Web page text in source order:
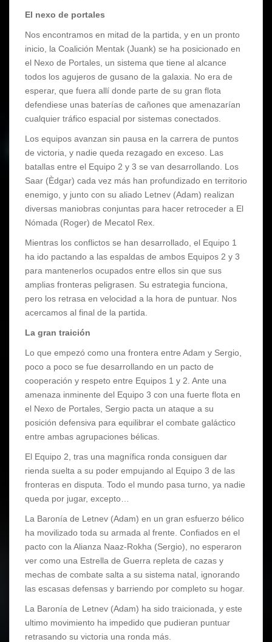
El nexo de portales
Nos encontramos en mitad de la partida, y en un pronto
inicio, la Coalición Mentak (Juank) se ha posicionado en
el Nexo de Portales, un sistema que tiene al alcance
todos los agujeros de gusano de la galaxia. No era de
esperar, que fuera allí donde parte de su gran flota
defendiese unas baterías de cañones que amenazarían
cualquier tráfico espacial por sistemas conectados.
Los equipos avanzan sin pausa en la carrera de puntos
de victoria, y nadie queda rezagado en exceso. Las
batallas entre el Equipo 2 y 3 se van desarrollando. Los
Saar (Èdgar) cada vez más han profundizado en territorio
enemigo, y junto con su aliado Letnev (Adam) realizan
diversas maniobras conjuntas para hacer retroceder a El
Nómada (Roger) de Mecatol Rex.
Mientras los conflictos se han desarrollado, el Equipo 1
ha ido pactando a las espaldas de ambos Equipos 2 y 3
para mantenerlos ocupados entre ellos sin que sus
amplias fronteras peligrasen. Su estrategia funciona,
pero los retrasa en velocidad a la hora de puntuar. Nos
acercamos al final de la partida.
La gran traición
Lo que empezó como una frontera entre Adam y Sergio,
poco a poco se fue desarrollando en un pacto de
cooperación y respeto entre Equipos 1 y 2. Ante una
amenaza inminente del Equipo 3 con una fuerte flota en
el Nexo de Portales, Sergio pacta un ataque a su
posición defensiva para equilibrar el combate galáctico
entre ambas agrupaciones bélicas.
El Equipo 2, tras una magnífica ronda consiguen dar
rienda suelta a su poder empujando al Equipo 3 de las
fronteras en disputa. Todo el mundo pasa turno, ya nadie
queda por jugar, excepto…
La Baronía de Letnev (Adam) en un gran esfuerzo bélico
ha movilizado toda su armada al frente. Confiados en el
pacto con la Alianza Naaz-Rokha (Sergio), no esperaron
ver como una Estrella de Guerra repleta de cazas y
mechas de combate salta a su sistema natal, ignorando
las escasas defensas y barriendo por completo su hogar.
La Baronía de Letnev (Adam) ha sido traicionada, y este
ultimo movimiento ha impedido que pudieran puntuar
retrasando su victoria una ronda más.